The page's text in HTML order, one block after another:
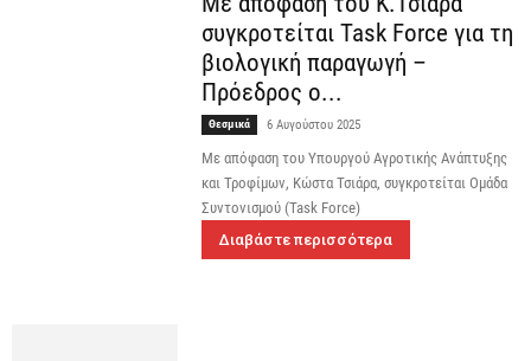
συγκροτείται Task Force για τη
βιολογική παραγωγή –
Πρόεδρος ο...
Θεσμικά 6 Αυγούστου 2025
Με απόφαση του Υπουργού Αγροτικής Ανάπτυξης
και Τροφίμων, Κώστα Τσιάρα, συγκροτείται Ομάδα
Συντονισμού (Task Force)
Διαβάστε περισσότερα